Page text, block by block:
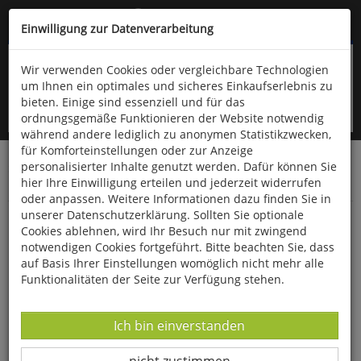
Kompletten Head der Seite überspringen
oder (06766) 9323-960
Startseite Bücher Quelle & Meyer Verlag
Flora
Garten-, Nutz- und Zierpflanzen
ERFOLGREICH GÄRTNERN im Rhythmus der
Natur
Einwilligung zur Datenverarbeitung
Wir verwenden Cookies oder vergleichbare Technologien
um Ihnen ein optimales und sicheres Einkaufserlebnis zu
bieten. Einige sind essenziell und für das
ordnungsgemäße Funktionieren der Website notwendig
während andere lediglich zu anonymen Statistikzwecken,
für Komforteinstellungen oder zur Anzeige
personalisierter Inhalte genutzt werden. Dafür können Sie
hier Ihre Einwilligung erteilen und jederzeit widerrufen
oder anpassen. Weitere Informationen dazu finden Sie in
unserer Datenschutzerklärung. Sollten Sie optionale
Cookies ablehnen, wird Ihr Besuch nur mit zwingend
notwendigen Cookies fortgeführt. Bitte beachten Sie, dass
auf Basis Ihrer Einstellungen womöglich nicht mehr alle
Funktionalitäten der Seite zur Verfügung stehen.
Datenverarbeitung -
Ich bin einverstanden